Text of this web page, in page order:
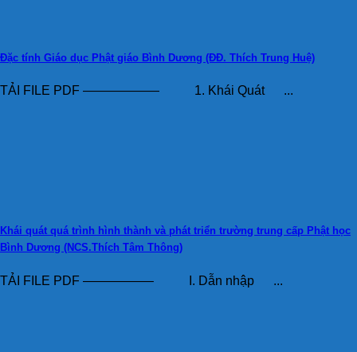
Đặc tính Giáo dục Phật giáo Bình Dương (ĐĐ. Thích Trung Huệ)
TẢI FILE PDF —————— 1. Khái Quát ...
Khái quát quá trình hình thành và phát triển trường trung cấp Phật học
Bình Dương (NCS.Thích Tâm Thông)
TẢI FILE PDF —————– I. Dẫn nhập ...